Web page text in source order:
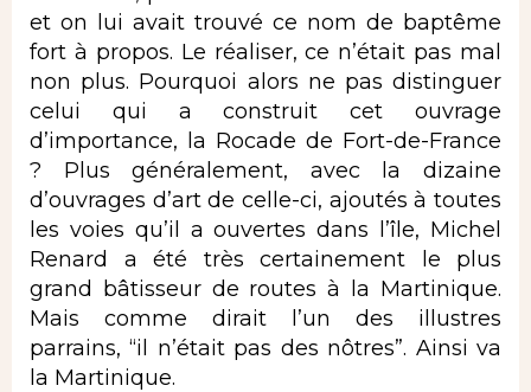
et on lui avait trouvé ce nom de baptême
fort à propos. Le réaliser, ce n’était pas mal
non plus. Pourquoi alors ne pas distinguer
celui qui a construit cet ouvrage
d’importance, la Rocade de Fort-de-France
? Plus généralement, avec la dizaine
d’ouvrages d’art de celle-ci, ajoutés à toutes
les voies qu’il a ouvertes dans l’île, Michel
Renard a été très certainement le plus
grand bâtisseur de routes à la Martinique.
Mais comme dirait l’un des illustres
parrains, “il n’était pas des nôtres”. Ainsi va
la Martinique.